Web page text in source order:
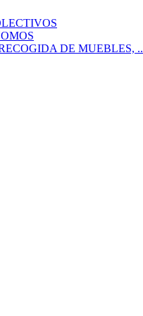
DE MUEBLES, ..